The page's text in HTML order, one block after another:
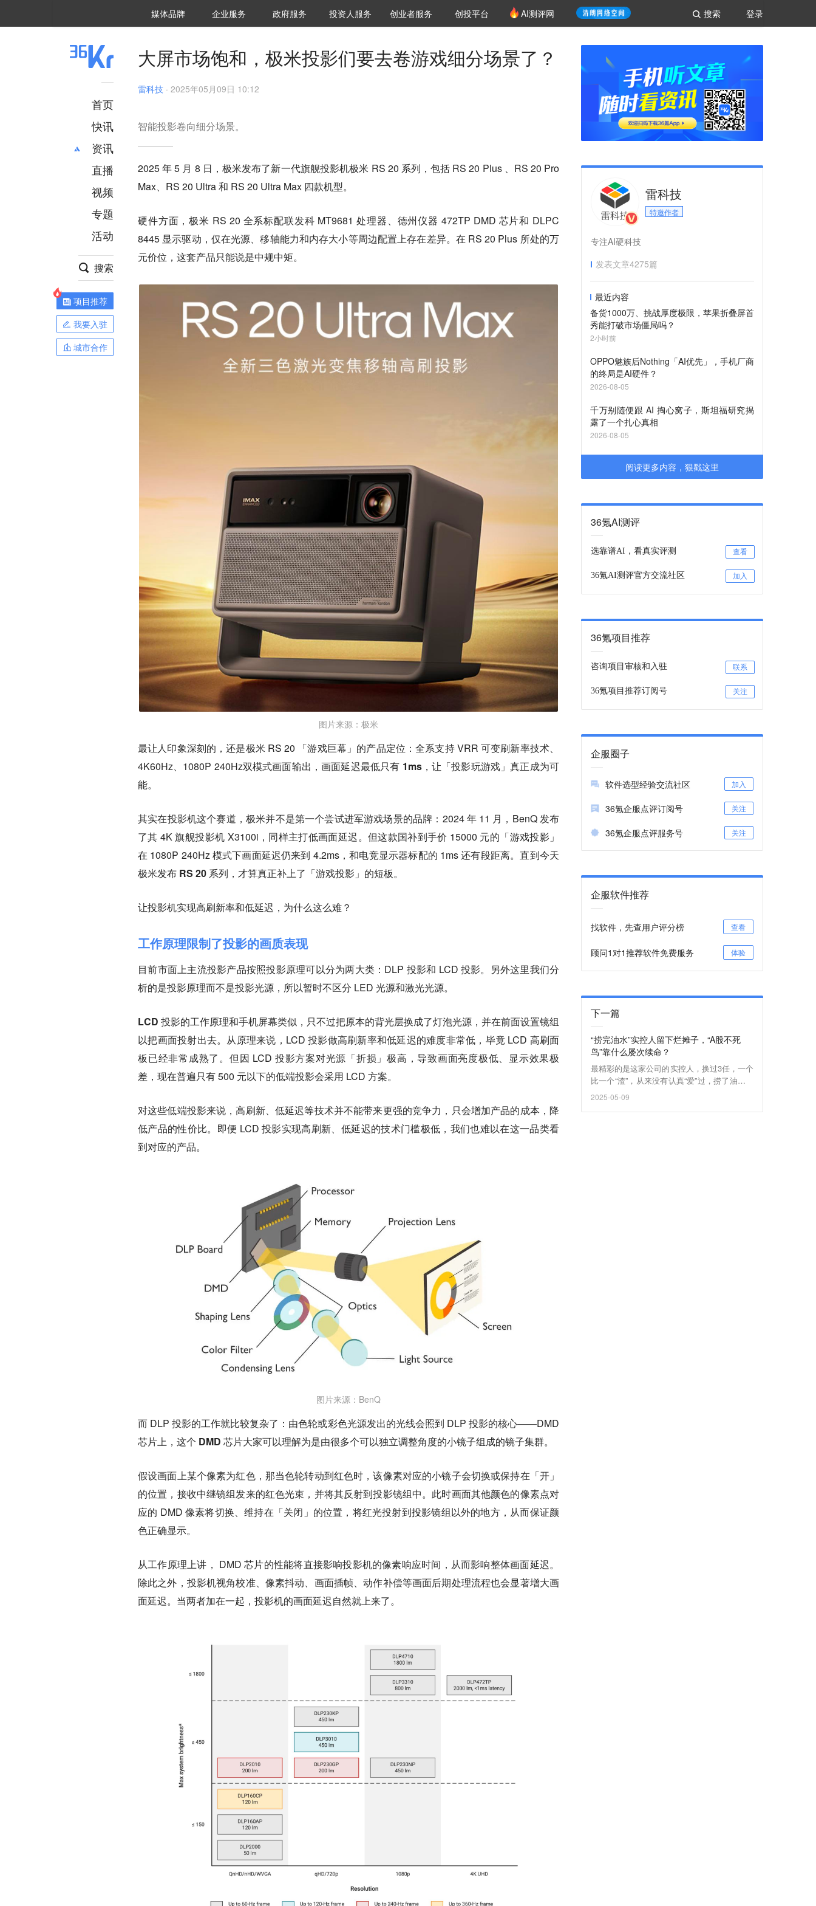
登录
搜索
媒体品牌 36Kr研究院
企业服务 城市之窗
政府服务 VClub投资机构库
投资机构职位推介
投资人服务 创投氪堂
创业者服务 创投平台 AI测评网
首页
快讯
资讯
推荐
财经
项目推荐
安徽
直播
视频
专题
活动
搜索
项目推荐
我要入驻
城市合作
大屏市场饱和，极米投影们要去卷游戏细分场景了？
雷科技 · 2025年05月09日 10:12
智能投影卷向细分场景。
2025 年 5 月 8 日，极米发布了新一代旗舰投影机极米 RS 20 系列，包括 RS 20 Plus 、RS 20 Pro
Max、RS 20 Ultra 和 RS 20 Ultra Max 四款机型。
硬件方面，极米 RS 20 全系标配联发科 MT9681 处理器、德州仪器 472TP DMD 芯片和 DLPC
8445 显示驱动，仅在光源、移轴能力和内存大小等周边配置上存在差异。在 RS 20 Plus 所处的万
元价位，这套产品只能说是中规中矩。
图片来源：极米
最让人印象深刻的，还是极米 RS 20 「游戏巨幕」的产品定位：全系支持 VRR 可变刷新率技术、
4K60Hz、1080P 240Hz双模式画面输出，画面延迟最低只有 1ms，让「投影玩游戏」真正成为可
能。
其实在投影机这个赛道，极米并不是第一个尝试进军游戏场景的品牌：2024 年 11 月，BenQ 发布
了其 4K 旗舰投影机 X3100i，同样主打低画面延迟。但这款国补到手价 15000 元的「游戏投影」
在 1080P 240Hz 模式下画面延迟仍来到 4.2ms，和电竞显示器标配的 1ms 还有段距离。直到今天
极米发布 RS 20 系列，才算真正补上了「游戏投影」的短板。
让投影机实现高刷新率和低延迟，为什么这么难？
工作原理限制了投影的画质表现
目前市面上主流投影产品按照投影原理可以分为两大类：DLP 投影和 LCD 投影。另外这里我们分
析的是投影原理而不是投影光源，所以暂时不区分 LED 光源和激光光源。
LCD 投影的工作原理和手机屏幕类似，只不过把原本的背光层换成了灯泡光源，并在前面设置镜组
以把画面投射出去。 从原理来说，LCD 投影做高刷新率和低延迟的难度非常低，毕竟 LCD 高刷面
板已经非常成熟了。但因 LCD 投影方案对光源「折损」极高，导致画面亮度极低、显示效果极
差，现在普遍只有 500 元以下的低端投影会采用 LCD 方案。
对这些低端投影来说，高刷新、低延迟等技术并不能带来更强的竞争力，只会增加产品的成本，降
低产品的性价比。即便 LCD 投影实现高刷新、低延迟的技术门槛极低，我们也难以在这一品类看
到对应的产品。
图片来源：BenQ
而 DLP 投影的工作就比较复杂了：由色轮或彩色光源发出的光线会照到 DLP 投影的核心——DMD
芯片上， 这个 DMD 芯片大家可以理解为是由很多个可以独立调整角度的小镜子组成的镜子集群。
假设画面上某个像素为红色，那当色轮转动到红色时，该像素对应的小镜子会切换或保持在「开」
的位置，接收中继镜组发来的红色光束，并将其反射到投影镜组中。此时画面其他颜色的像素点对
应的 DMD 像素将切换、维持在「关闭」的位置，将红光投射到投影镜组以外的地方，从而保证颜
色正确显示。
从工作原理上讲， DMD 芯片的性能将直接影响投影机的像素响应时间，从而影响整体画面延迟。
除此之外， 投影机视角校准、像素抖动、画面插帧、动作补偿等画面后期处理流程也会显著增大画
面延迟。 当两者加在一起，投影机的画面延迟自然就上来了。
雷科技
特邀作者
专注AI硬科技
发表文章4275篇
最近内容
备货1000万、挑战厚度极限，苹果折叠屏首
秀能打破市场僵局吗？
2小时前
OPPO魅族后Nothing「AI优先」，手机厂商
的终局是AI硬件？
2026-08-05
千万别随便跟 AI 掏心窝子，斯坦福研究揭
露了一个扎心真相
2026-08-05
阅读更多内容，狠戳这里
36氪AI测评
选靠谱AI，看真实评测 查看
36氪AI测评官方交流社区 加入
36氪项目推荐
咨询项目审核和入驻 联系
36氪项目推荐订阅号 关注
企服圈子
软件选型经验交流社区 加入
36氪企服点评订阅号 关注
36氪企服点评服务号 关注
企服软件推荐
找软件，先查用户评分榜 查看
顾问1对1推荐软件免费服务 体验
下一篇
“捞完油水”实控人留下烂摊子，“A股不死
鸟”靠什么屡次续命？
最精彩的是这家公司的实控人，换过3任，一个
比一个“渣”，从来没有认真“爱”过，捞了油水就
走，捞不到油水也要留下一堆烂摊子。这家公
2025-05-09